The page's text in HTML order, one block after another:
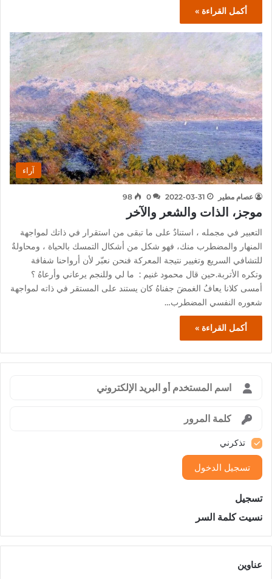
أكمل القراءة »
آراء
عصام مطير 2022-03-31
0
98
موجز، الذات والشعر والآخر
التعبير في مجمله ، استنادٌ على ما تبقى من استقرار في ذاتك لمواجهة
المنهار والمضطرب منك، فهو شكل من أشكال التمسك بالحياة ، ومحاولةٌ
للتشافي السريع وتغيير نتيجة المعركة فنحن نعبّر لأن أرواحنا شفافة
وتكره الأتربة.حين قال محمود غنيم : ما لي وللنجم يرعاني وأرعاهُ ؟
أمسى كلانا يعافُ الغمضَ جفناهُ كان يستند على المستقر في ذاته لمواجهة
شعوره النفسي المضطرب…
أكمل القراءة »
تذكرني
تسجيل الدخول
تسجيل
نسيت كلمة السر
عناوين